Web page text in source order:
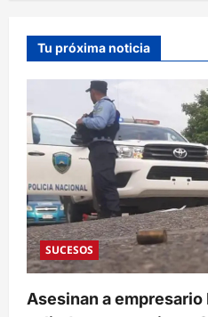
Tu próxima noticia
SUCESOS
Asesinan a